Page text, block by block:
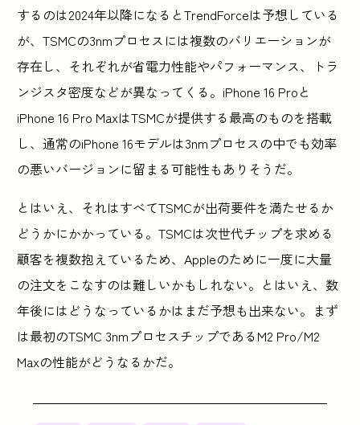
するのは2024年以降になるとTrendForceは予想している
が、TSMCの3nmプロセスには複数のバリエーションが
存在し、それぞれが省電力性能やパフォーマンス、トラ
ンジスタ密度などが異なってくる。iPhone 16 Proと
iPhone 16 Pro MaxはTSMCが提供する最高のものを搭載
し、通常のiPhone 16モデルは3nmプロセスの中でも効率
の悪いバージョンに留まる可能性もありそうだ。
とはいえ、それはすべてTSMCが出荷要件を満たせるか
どうかにかかっている。TSMCは次世代チップを求める
顧客を複数抱えているため、Appleのために一度に大量
の注文をこなすのは難しいかもしれない。とはいえ、数
年後にはどうなっているかはまだ予想も出来ない。まず
は最初のTSMC 3nmプロセスチップであるM2 Pro/M2
Maxの性能がどうなるかだ。